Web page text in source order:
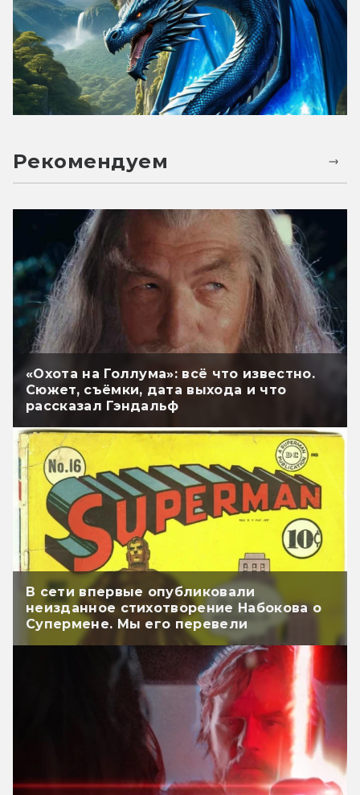
Рекомендуем
«Охота на Голлума»: всё что известно.
Сюжет, съёмки, дата выхода и что
рассказал Гэндальф
В сети впервые опубликовали
неизданное стихотворение Набокова о
Супермене. Мы его перевели